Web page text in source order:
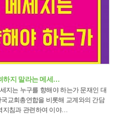
하지 말라는 메세…
교회총연합을 비롯해 교계와의 간담
지침과 관련하여 이야…